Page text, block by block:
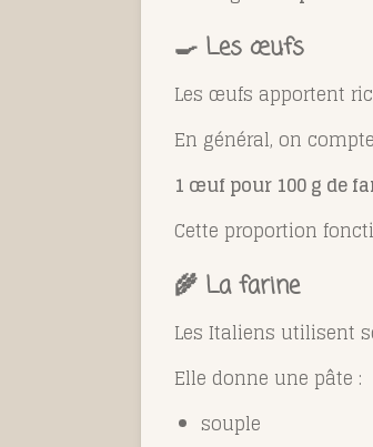
🍳 Les œufs
Les œufs apportent
En général, on
1 œuf pour 100 g de
Cette proportion
🌾 La farine
Les Italiens utilisent
Elle donne une pâte :
souple